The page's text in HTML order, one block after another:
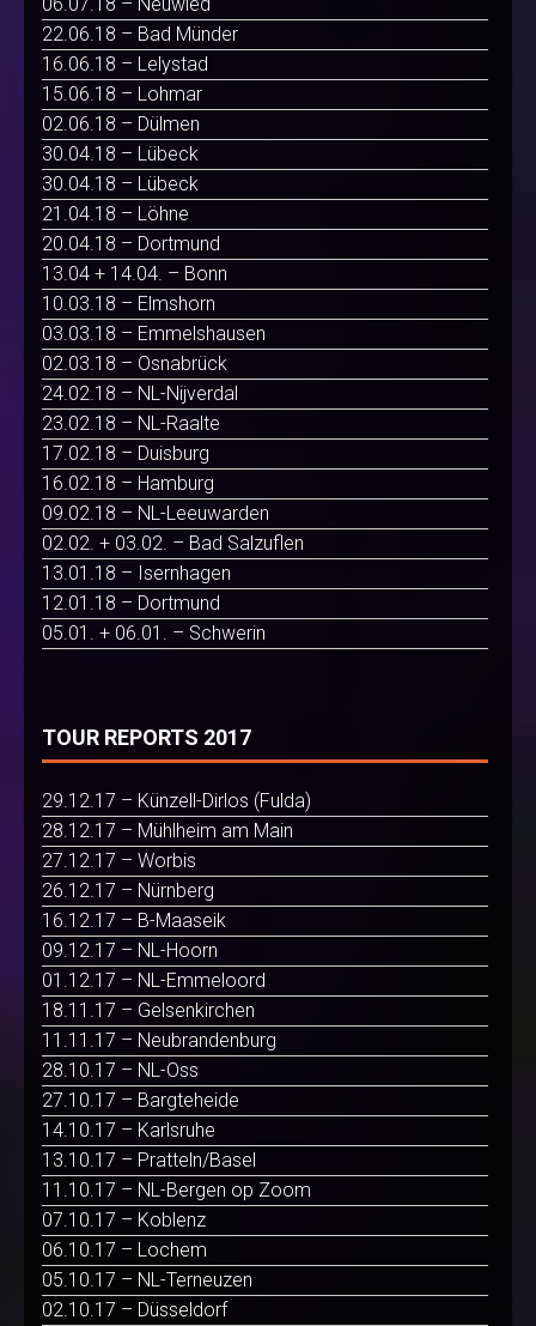
22.06.18 – Bad Münder
16.06.18 – Lelystad
15.06.18 – Lohmar
02.06.18 – Dülmen
30.04.18 – Lübeck
30.04.18 – Lübeck
21.04.18 – Löhne
20.04.18 – Dortmund
13.04 + 14.04. – Bonn
10.03.18 – Elmshorn
03.03.18 – Emmelshausen
02.03.18 – Osnabrück
24.02.18 – NL-Nijverdal
23.02.18 – NL-Raalte
17.02.18 – Duisburg
16.02.18 – Hamburg
09.02.18 – NL-Leeuwarden
02.02. + 03.02. – Bad Salzuflen
13.01.18 – Isernhagen
12.01.18 – Dortmund
05.01. + 06.01. – Schwerin
TOUR REPORTS 2017
29.12.17 – Künzell-Dirlos (Fulda)
28.12.17 – Mühlheim am Main
27.12.17 – Worbis
26.12.17 – Nürnberg
16.12.17 – B-Maaseik
09.12.17 – NL-Hoorn
01.12.17 – NL-Emmeloord
18.11.17 – Gelsenkirchen
11.11.17 – Neubrandenburg
28.10.17 – NL-Oss
27.10.17 – Bargteheide
14.10.17 – Karlsruhe
13.10.17 – Pratteln/Basel
11.10.17 – NL-Bergen op Zoom
07.10.17 – Koblenz
06.10.17 – Lochem
05.10.17 – NL-Terneuzen
02.10.17 – Düsseldorf